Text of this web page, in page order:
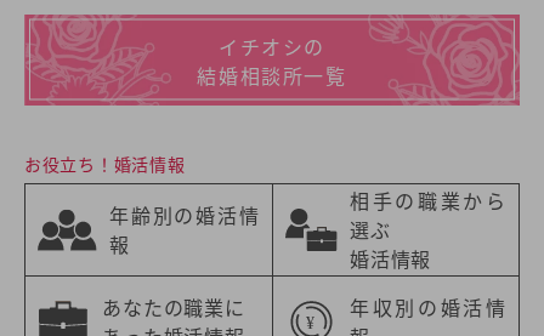
イチオシの
結婚相談所一覧
お役立ち！婚活情報
年齢別の婚活情
報
相手の職業から
選ぶ
婚活情報
あなたの職業に
年収別の婚活情